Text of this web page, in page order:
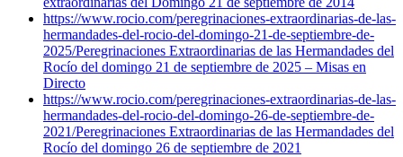
https://www.rocio.com/peregrinaciones-extraordinarias-de-las-
hermandades-del-rocio-del-domingo-21-de-septiembre-de-
2025/Peregrinaciones Extraordinarias de las Hermandades del
Rocío del domingo 21 de septiembre de 2025 – Misas en
Directo
https://www.rocio.com/peregrinaciones-extraordinarias-de-las-
hermandades-del-rocio-del-domingo-26-de-septiembre-de-
2021/Peregrinaciones Extraordinarias de las Hermandades del
Rocío del domingo 26 de septiembre de 2021